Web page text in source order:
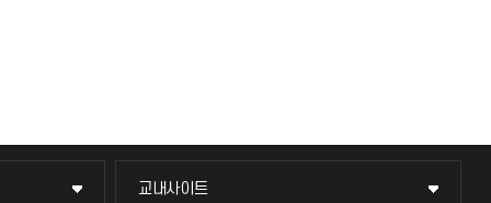
교내사이트
교내사이트